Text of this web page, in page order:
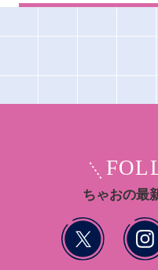
ちゃおの最